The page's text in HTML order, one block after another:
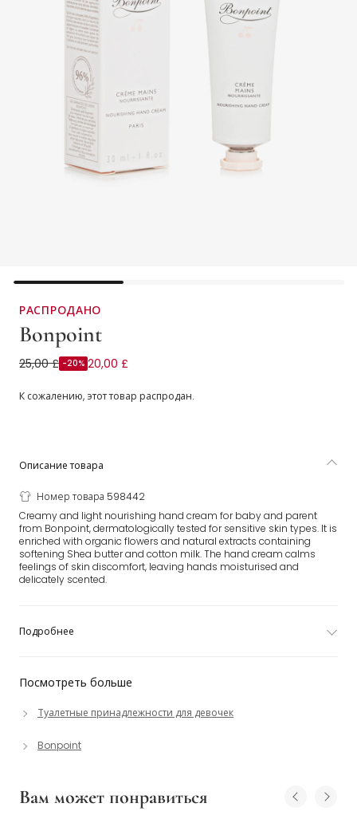
РАСПРОДАНО
Bonpoint
Nourishing Hand Cream (30ml)
25,00 £ -20% 20,00 £
К сожалению, этот товар распродан.
Посмотреть больше
Туалетные принадлежности для девочек
Bonpoint
Описание товара
Номер товара 598442
Creamy and light nourishing hand cream for baby and parent
from Bonpoint, dermatologically tested for sensitive skin types. It is
enriched with organic flowers and natural extracts containing
softening Shea butter and cotton milk. The hand cream calms
feelings of skin discomfort, leaving hands moisturised and
delicately scented.
Подробнее
Вам может понравиться